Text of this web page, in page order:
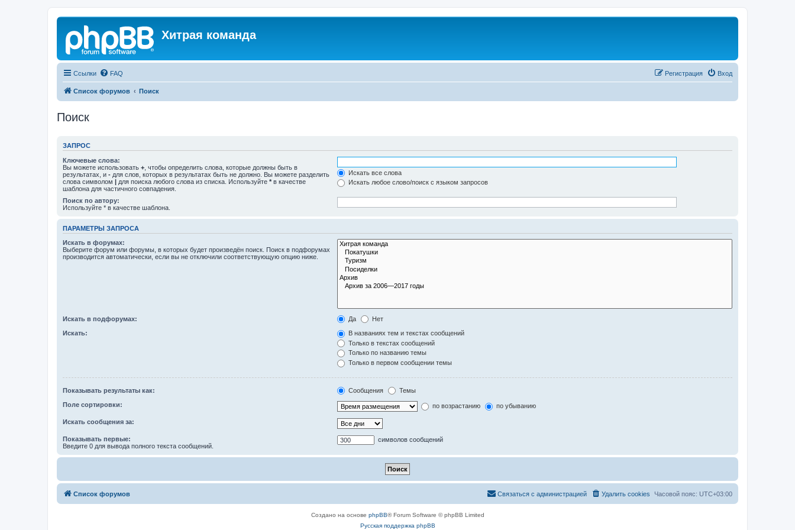
Хитрая команда
Ссылки FAQ Вход
Регистрация
Список форумов Поиск
Поиск
ЗАПРОС
Ключевые слова:
Вы можете использовать + , чтобы определить слова, которые должны быть в
результатах, и - для слов, которых в результатах быть не должно. Вы можете разделить
слова символом | для поиска любого слова из списка. Используйте * в качестве
шаблона для частичного совпадения.
Искать все слова
Искать любое слово/поиск с языком запросов
Поиск по автору:
Используйте * в качестве шаблона.
ПАРАМЕТРЫ ЗАПРОСА
Искать в форумах:
Выберите форум или форумы, в которых будет произведён поиск. Поиск в подфорумах
производится автоматически, если вы не отключили соответствующую опцию ниже.
Искать в подфорумах: Да Нет
Искать:
В названиях тем и текстах сообщений
Только в текстах сообщений
Только по названию темы
Только в первом сообщении темы
Показывать результаты как: Сообщения Темы
Поле сортировки: по возрастанию по убыванию
Искать сообщения за:
Показывать первые:
Введите 0 для вывода полного текста сообщений.
символов сообщений
Список форумов Часовой пояс: UTC+03:00
Удалить cookies
Связаться с администрацией
Создано на основе phpBB® Forum Software © phpBB Limited
Русская поддержка phpBB